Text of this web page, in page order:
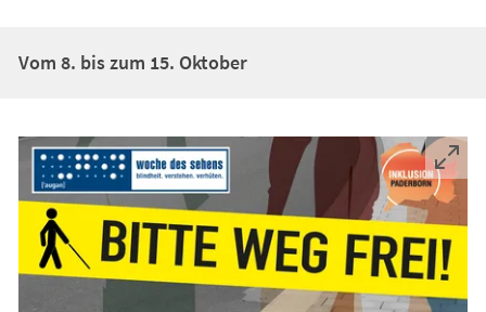
Vom 8. bis zum 15. Oktober